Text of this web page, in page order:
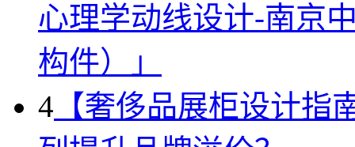
心理学动线设计-南京
构件）」
4 【奢侈品展柜设计